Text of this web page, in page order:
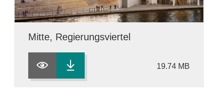
Mitte, Regierungsviertel
19.74 MB